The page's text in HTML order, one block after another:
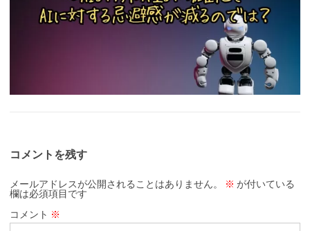
コメントを残す
メールアドレスが公開されることはありません。 ※ が付いている
欄は必須項目です
コメント ※